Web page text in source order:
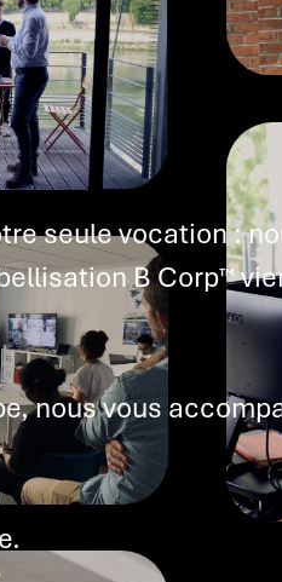
seule vocation :
B Corp™
nous vous